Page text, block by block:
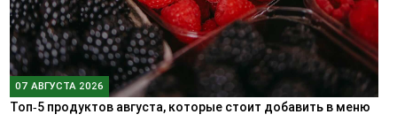
07 АВГУСТА 2026
Топ‑5 продуктов августа, которые стоит добавить в меню